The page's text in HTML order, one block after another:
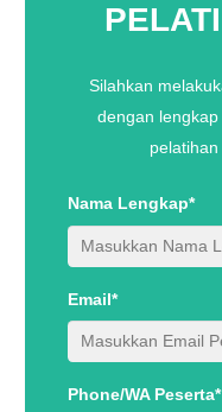
Silahkan
dengan
pelatihan
Nama Lengkap*
Email*
Phone/WA Peserta*